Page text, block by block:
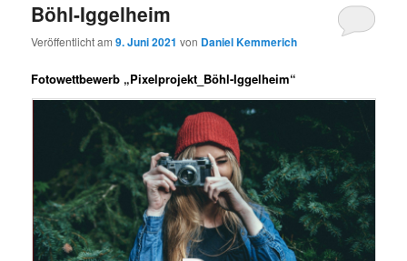
Böhl-Iggelheim
Veröffentlicht am9. Juni 2021 von Daniel Kemmerich
Fotowettbewerb „Pixelprojekt_Böhl-Iggelheim“